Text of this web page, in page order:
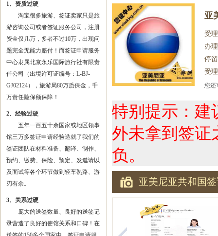
1、资质过硬
淘宝很多旅游、签证卖家只是旅
游咨询公司或者签证服务公司，注册
资金仅几万，多者不过10万，出现问
题完全无能力赔付！而签证申请服务
中心隶属北京永乐国际旅行社有限责
任公司（出境许可证编号：L-BJ-
GJ02124），旅游局80万质保金，千
万责任险保额保障！
2、经验过硬
五年一百五十余国家或地区领事
馆三万多签证申请经验造就了我们的
签证团队在材料准备、翻译、制作、
预约、缴费、保险、预定、发邀请以
及面试等各个环节做到轻车熟路、游
刃有余。
3、关系过硬
庞大的送签数量、良好的送签记
录营造了良好的使馆关系和口碑！在
亚
受
办
停
受
您
特别提示：建
外未拿到签证
负。
亚美尼亚共和国